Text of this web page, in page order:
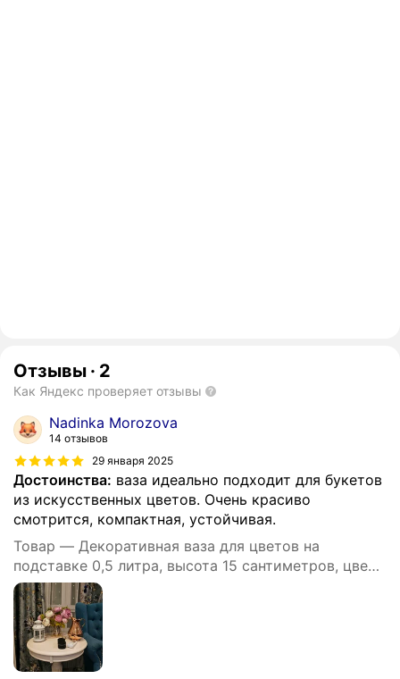
Отзывы · 2
Как Яндекс проверяет отзывы
Nadinka Morozova
14 отзывов
29 января 2025
Достоинства: ваза идеально подходит для букетов
из искусственных цветов. Очень красиво
смотрится, компактная, устойчивая.
Товар — Декоративная ваза для цветов на
подставке 0,5 литра, высота 15 сантиметров, цвет
золотой